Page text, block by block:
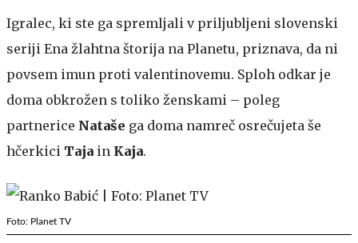
Igralec, ki ste ga spremljali v priljubljeni slovenski
seriji Ena žlahtna štorija na Planetu, priznava, da ni
povsem imun proti valentinovemu. Sploh odkar je
doma obkrožen s toliko ženskami – poleg
partnerice Nataše ga doma namreč osrečujeta še
hčerkici Taja in Kaja.
Foto: Planet TV